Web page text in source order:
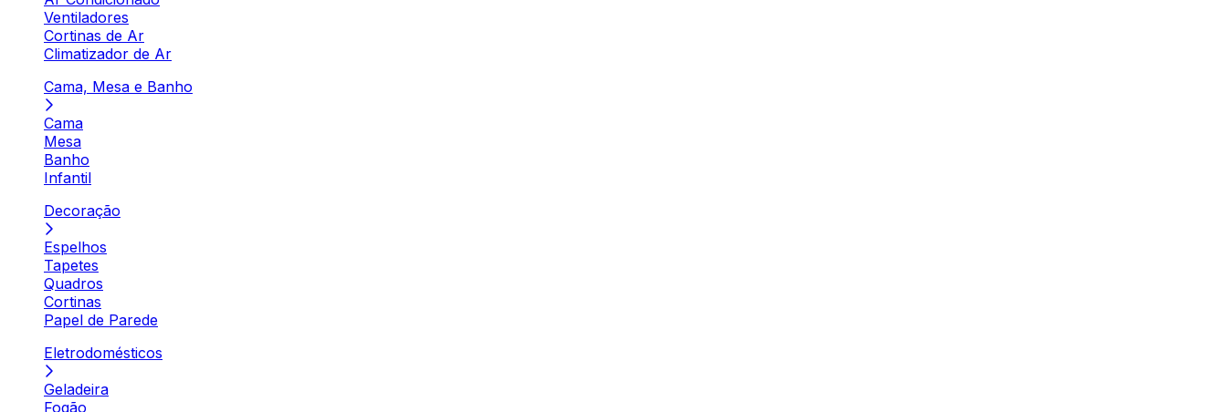
Ventiladores
Cortinas de Ar
Climatizador de Ar
Cama, Mesa e Banho
Cama
Mesa
Banho
Infantil
Decoração
Espelhos
Tapetes
Quadros
Cortinas
Papel de Parede
Eletrodomésticos
Geladeira
Fogão